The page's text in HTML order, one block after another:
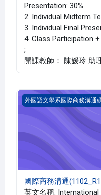
Presentation: 30%
2. Individual Midterm
3. Individual Final
4. Class Participation
;
開課教師： 陳媛玲 助
國際商務溝通
外國語文學系國際商務溝通
國際商務溝通
英文名稱: